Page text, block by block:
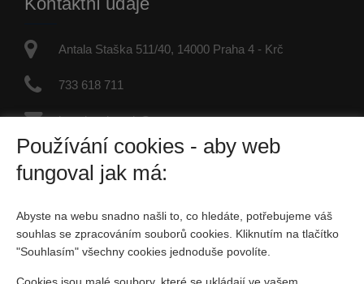
Antala Staška 511/40, 14000 Praha 4 - Krč
733 618 711
jaroslav.dvorak@re-max.cz
IČO: 45877246
Fyzická osoba zapsaná v živnostenském rejstříku
Sociální sítě
Používání cookies - aby web
fungoval jak má:
Abyste na webu snadno našli to, co hledáte, potřebujeme váš
souhlas se zpracováním souborů cookies. Kliknutím na tlačítko
"Souhlasím" všechny cookies jednoduše povolíte.